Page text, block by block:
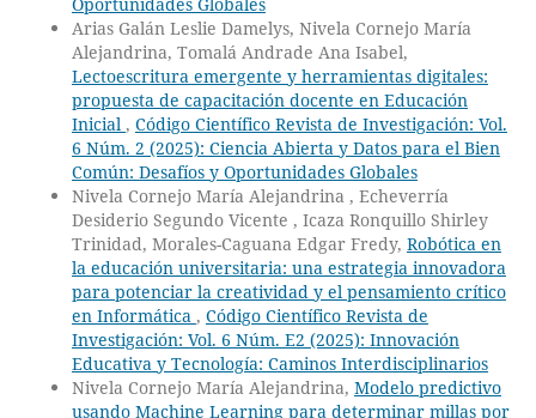
Arias Galán Leslie Damelys, Nivela Cornejo María
Alejandrina, Tomalá Andrade Ana Isabel,
Lectoescritura emergente y herramientas digitales:
propuesta de capacitación docente en Educación
Inicial , Código Científico Revista de Investigación: Vol.
6 Núm. 2 (2025): Ciencia Abierta y Datos para el Bien
Común: Desafíos y Oportunidades Globales
Nivela Cornejo María Alejandrina , Echeverría
Desiderio Segundo Vicente , Icaza Ronquillo Shirley
Trinidad, Morales-Caguana Edgar Fredy, Robótica en
la educación universitaria: una estrategia innovadora
para potenciar la creatividad y el pensamiento crítico
en Informática , Código Científico Revista de
Investigación: Vol. 6 Núm. E2 (2025): Innovación
Educativa y Tecnología: Caminos Interdisciplinarios
Nivela Cornejo María Alejandrina, Modelo predictivo
usando Machine Learning para determinar millas por